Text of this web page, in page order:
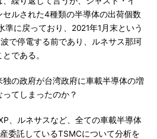
ルされた4種類の半導体の出荷個数
準に戻っており、2021年1月末という
で停電する前であり、ルネサス那珂
である。
の政府が台湾政府に車載半導体の増
てしまったのか？
、ルネサスなど、全ての車載半導体
委託しているTSMCについて分析を